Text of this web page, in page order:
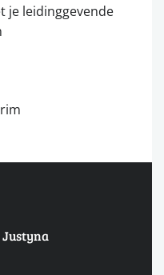
je leidinggevende
Justyna